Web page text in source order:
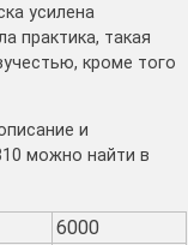
усилена
практика, такая
кроме того
и
можно найти в
6000